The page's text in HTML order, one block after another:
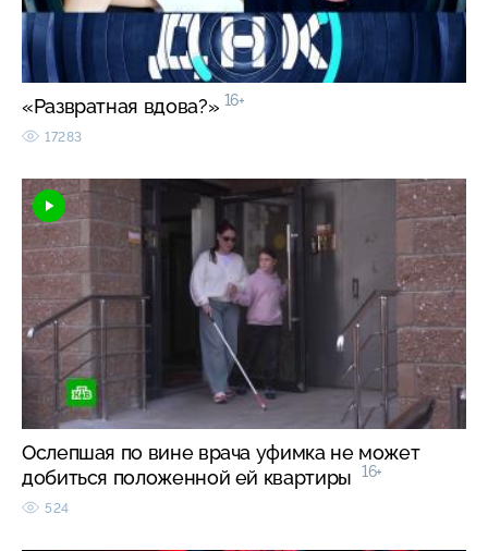
«Развратная вдова?» 16+
17283
Ослепшая по вине врача уфимка не может
добиться положенной ей квартиры
16+
524